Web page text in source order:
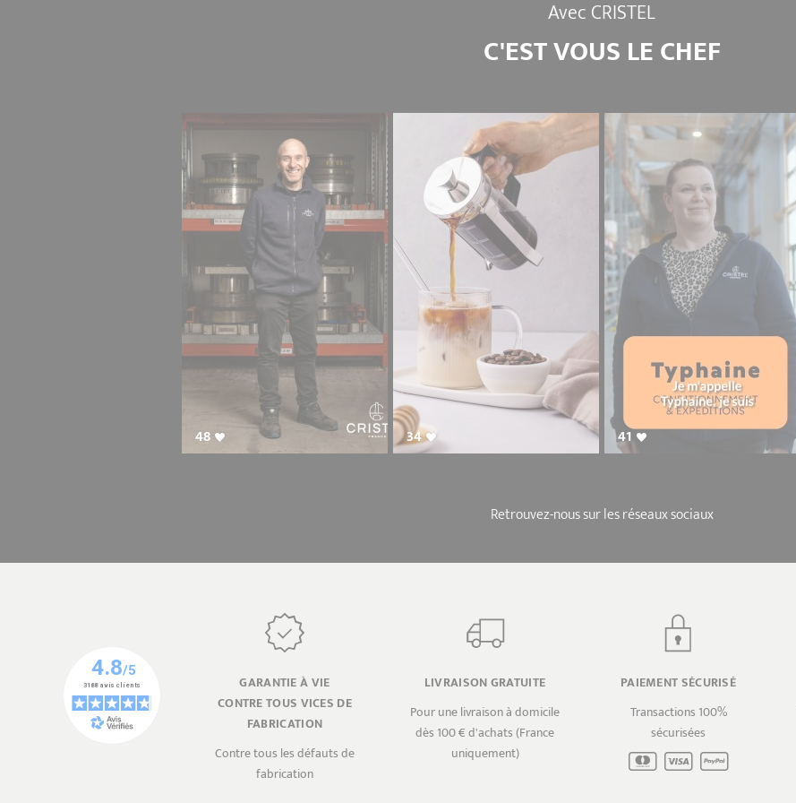
Ne jamais huiler avec
Avec CRISTEL
C'EST VOUS LE CHEF
48 34 41
Retrouvez-nous sur les réseaux sociaux
GARANTIE À VIE
CONTRE TOUS VICES DE
FABRICATION
Contre tous les défauts de
fabrication
LIVRAISON GRATUITE
Pour une livraison à domicile
dès 100 € d'achats (France
uniquement)
PAIEMENT SÉCURISÉ
Transactions 100%
sécurisées